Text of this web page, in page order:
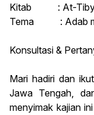
Kitab : At-
Tema : Adab
Konsultasi &
Mari hadiri dan
Jawa Tengah,
menyimak kajian